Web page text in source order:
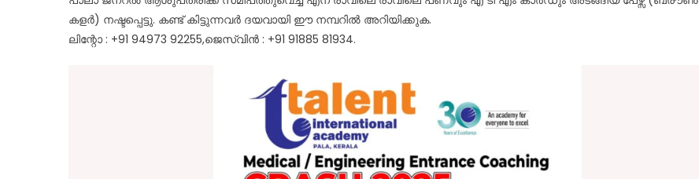
കളർ) നഷ്ടപ്പെട്ടു. കണ്ട് കിട്ടുന്നവർ ദയവായി ഈ നമ്പറിൽ അറിയിക്കുക.
ലിന്റോ : +91 94973 92255,ജെസ്‌വിൻ : +91 91885 81934.